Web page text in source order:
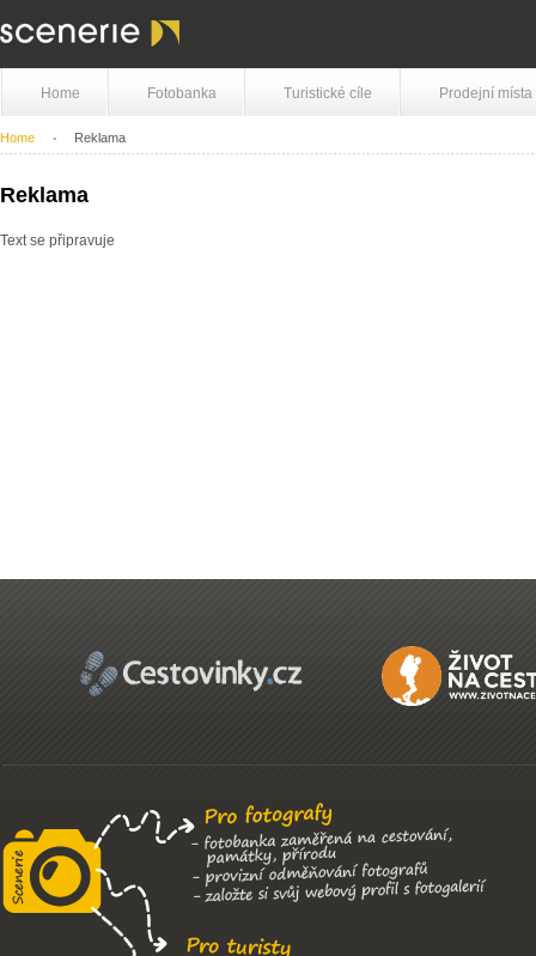
Home Fotobanka Turistické cíle Prodejní místa
Home Reklama
Reklama
Text se připravuje